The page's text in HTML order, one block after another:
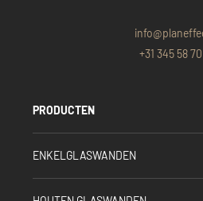
+31 345 58
PRODUCTEN
ENKELGLASWANDEN